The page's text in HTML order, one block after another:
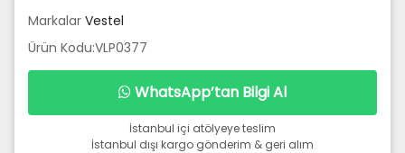
Markalar Vestel
Ürün Kodu:VLP0377
WhatsApp’tan Bilgi Al
İstanbul içi atölyeye teslim
İstanbul dışı kargo gönderim & geri alım